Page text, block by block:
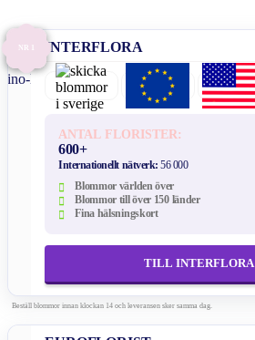
NR 1 INTERFLORA
ANTAL FLORISTER:
600+
Internationellt nätverk:56 000
Blommor världen över
Blommor till över 150 länder
Fina hälsningskort
TILL INTERFLORA
Beställ blommor innan klockan 14 och leveransen sker samma dag.